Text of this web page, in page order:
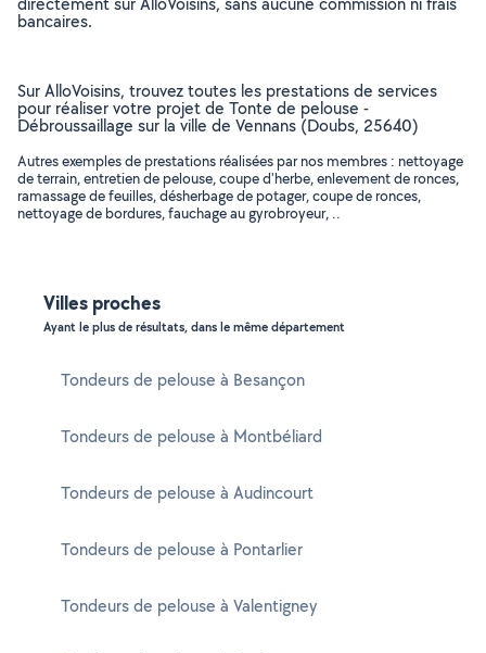
bancaires.
Sur AlloVoisins, trouvez toutes les prestations de services
pour réaliser votre projet de Tonte de pelouse -
Débroussaillage sur la ville de Vennans (Doubs, 25640)
Autres exemples de prestations réalisées par nos membres : nettoyage
de terrain, entretien de pelouse, coupe d'herbe, enlevement de ronces,
ramassage de feuilles, désherbage de potager, coupe de ronces,
nettoyage de bordures, fauchage au gyrobroyeur, ..
Villes proches
Ayant le plus de résultats, dans le même département
Tondeurs de pelouse à Besançon
Tondeurs de pelouse à Montbéliard
Tondeurs de pelouse à Audincourt
Tondeurs de pelouse à Pontarlier
Tondeurs de pelouse à Valentigney